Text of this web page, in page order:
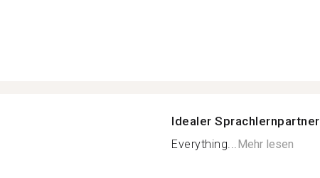
Idealer Sprachlernpartner
Everything...Mehr lesen